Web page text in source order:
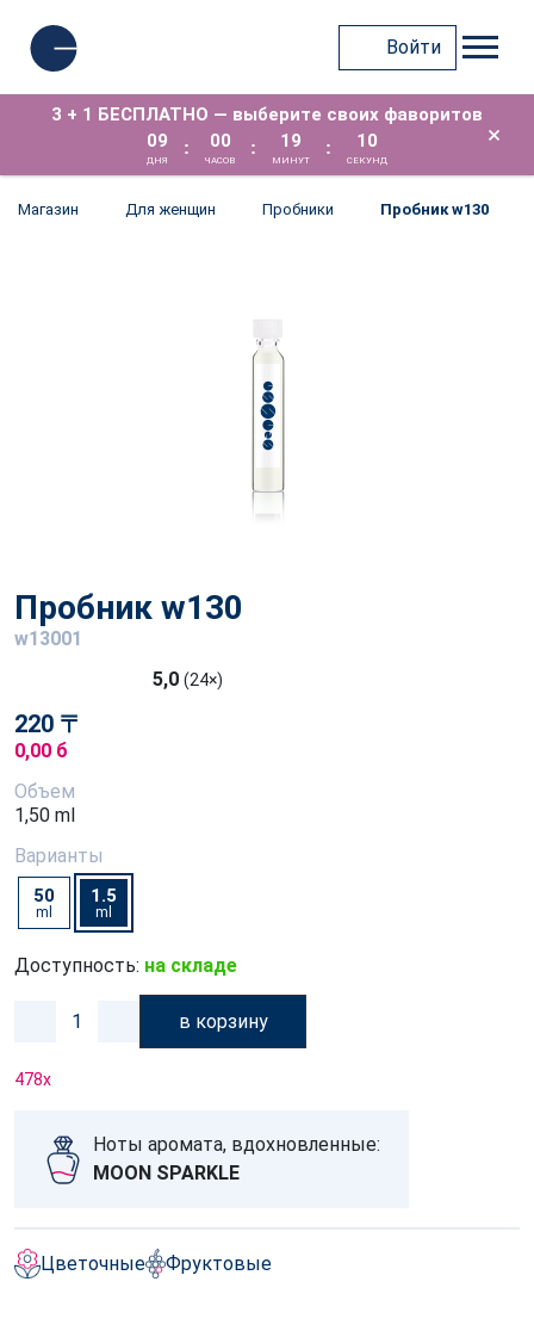
Войти
3 + 1 БЕСПЛАТНО — выберите своих фаворитов
09
ДНЯ
: 00
ЧАСОВ
: 19
МИНУТ
: 10
СЕКУНД
×
Магазин Для женщин Пробники Пробник w130
Пробник w130
w13001
5,0 (24×)
220 〒
0,00 б
Объем
1,50 ml
Варианты
50
ml
1.5
ml
Доступность: на складе
в корзину
478x
Ноты аромата, вдохновленные:
MOON SPARKLE
Цветочные Фруктовые